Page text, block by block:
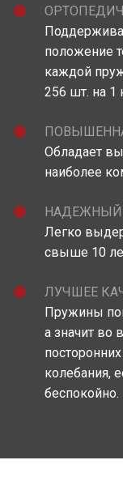
положение
каждой
256 шт. на 1
Обладает
наиболее
НАДЕЖНЫЙ
Легко
свыше 10
ЛУЧШЕЕ
Пружины
а значит во
колебания,
беспокойно.